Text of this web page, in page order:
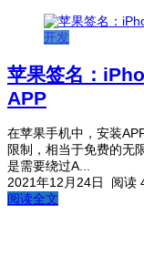
开发
苹果签名：
APP
在苹果手机中，安装
限制，相当于免费的无
是需要绕过A...
2021年12月24日
阅读
阅读全文